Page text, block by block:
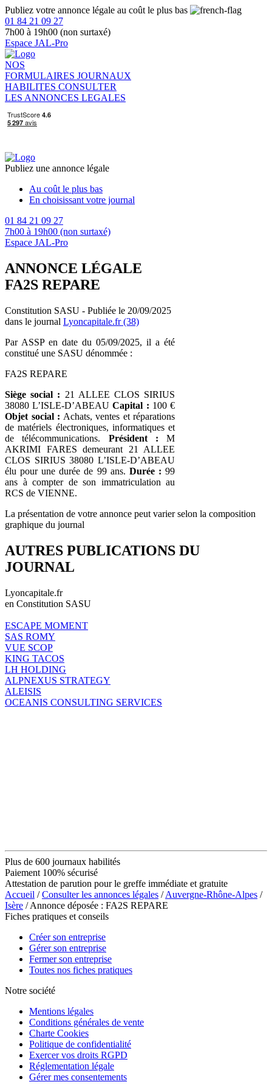
Publiez votre annonce légale au coût le plus bas
01 84 21 09 27
7h00 à 19h00 (non surtaxé)
Espace JAL-Pro
NOS
FORMULAIRES JOURNAUX
HABILITES CONSULTER
LES ANNONCES LEGALES
Publiez une annonce légale
Au coût le plus bas
En choisissant votre journal
01 84 21 09 27
7h00 à 19h00 (non surtaxé)
Espace JAL-Pro
ANNONCE LÉGALE
FA2S REPARE
Constitution SASU - Publiée le 20/09/2025
dans le journal Lyoncapitale.fr (38)
Par ASSP en date du 05/09/2025, il a été
constitué une SASU dénommée :
FA2S REPARE
Siège social : 21 ALLEE CLOS SIRIUS
38080 L’ISLE-D’ABEAUCapital : 100 €
Objet social : Achats, ventes et réparations
de matériels électroniques, informatiques et
de télécommunications. Président : M
AKRIMI FARES demeurant 21 ALLEE
CLOS SIRIUS 38080 L’ISLE-D’ABEAU
élu pour une durée de 99 ans. Durée : 99
ans à compter de son immatriculation au
RCS de VIENNE.
La présentation de votre annonce peut varier selon la composition
graphique du journal
AUTRES PUBLICATIONS DU
JOURNAL
Lyoncapitale.fr
en Constitution SASU
ESCAPE MOMENT
SAS ROMY
VUE SCOP
KING TACOS
LH HOLDING
ALPNEXUS STRATEGY
ALEISIS
OCEANIS CONSULTING SERVICES
Plus de 600 journaux habilités
Paiement 100% sécurisé
Attestation de parution pour le greffe immédiate et gratuite
Accueil /Consulter les annonces légales /Auvergne-Rhône-Alpes /
Isère / Annonce déposée : FA2S REPARE
Fiches pratiques et conseils
Créer son entreprise
Gérer son entreprise
Fermer son entreprise
Toutes nos fiches pratiques
Notre société
Mentions légales
Conditions générales de vente
Charte Cookies
Politique de confidentialité
Exercer vos droits RGPD
Réglementation légale
Gérer mes consentements